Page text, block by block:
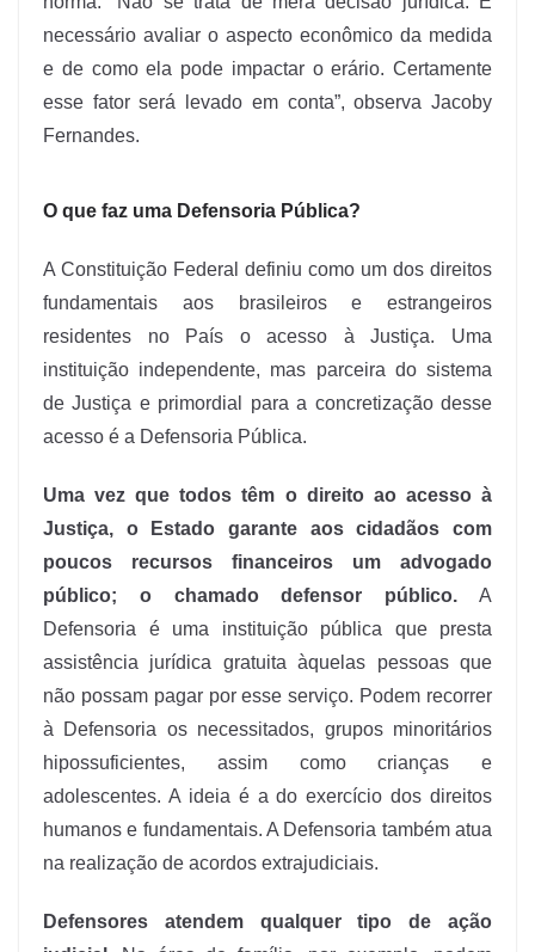
necessário avaliar o aspecto econômico da medida
e de como ela pode impactar o erário. Certamente
esse fator será levado em conta”, observa Jacoby
Fernandes.
O que faz uma Defensoria Pública?
A Constituição Federal definiu como um dos direitos
fundamentais aos brasileiros e estrangeiros
residentes no País o acesso à Justiça. Uma
instituição independente, mas parceira do sistema
de Justiça e primordial para a concretização desse
acesso é a Defensoria Pública.
Uma vez que todos têm o direito ao acesso à
Justiça, o Estado garante aos cidadãos com
poucos recursos financeiros um advogado
público; o chamado defensor público. A
Defensoria é uma instituição pública que presta
assistência jurídica gratuita àquelas pessoas que
não possam pagar por esse serviço. Podem recorrer
à Defensoria os necessitados, grupos minoritários
hipossuficientes, assim como crianças e
adolescentes. A ideia é a do exercício dos direitos
humanos e fundamentais. A Defensoria também atua
na realização de acordos extrajudiciais.
Defensores atendem qualquer tipo de ação